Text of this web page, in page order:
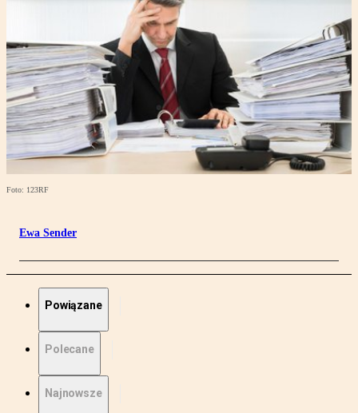
Foto: 123RF
Ewa Sender
Powiązane
Polecane
Najnowsze